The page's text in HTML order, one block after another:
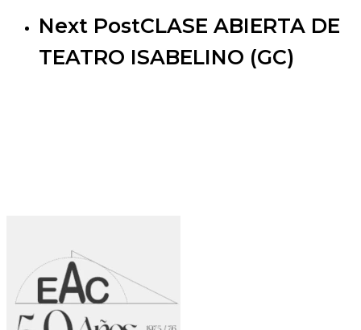
Next PostCLASE ABIERTA DE
TEATRO ISABELINO (GC)